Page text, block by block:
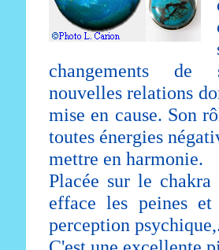
changements de
nouvelles relations
mise en cause. Son
toutes énergies
mettre en harmonie.
Placée sur le
efface les peines
perception psychique,